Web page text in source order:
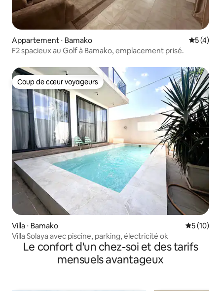
Appartement ⋅ Bamako
5 (4)
F2 spacieux au Golf à Bamako, emplacement prisé.
Coup de cœur voyageurs
Coup de cœur voyageurs
Villa ⋅ Bamako
5 (10)
Villa Solaya avec piscine, parking, électricité ok
Le confort d'un chez-soi et des tarifs
mensuels avantageux